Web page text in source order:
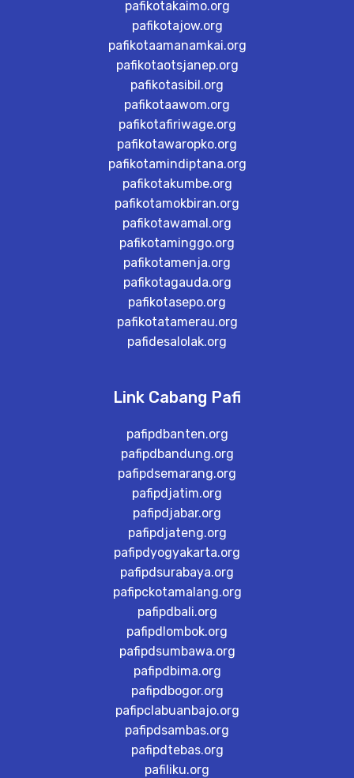
pafikotakaimo.org
pafikotajow.org
pafikotaamanamkai.org
pafikotaotsjanep.org
pafikotasibil.org
pafikotaawom.org
pafikotafiriwage.org
pafikotawaropko.org
pafikotamindiptana.org
pafikotakumbe.org
pafikotamokbiran.org
pafikotawamal.org
pafikotaminggo.org
pafikotamenja.org
pafikotagauda.org
pafikotasepo.org
pafikotatamerau.org
pafidesalolak.org
Link Cabang Pafi
pafipdbanten.org
pafipdbandung.org
pafipdsemarang.org
pafipdjatim.org
pafipdjabar.org
pafipdjateng.org
pafipdyogyakarta.org
pafipdsurabaya.org
pafipckotamalang.org
pafipdbali.org
pafipdlombok.org
pafipdsumbawa.org
pafipdbima.org
pafipdbogor.org
pafipclabuanbajo.org
pafipdsambas.org
pafipdtebas.org
pafiliku.org